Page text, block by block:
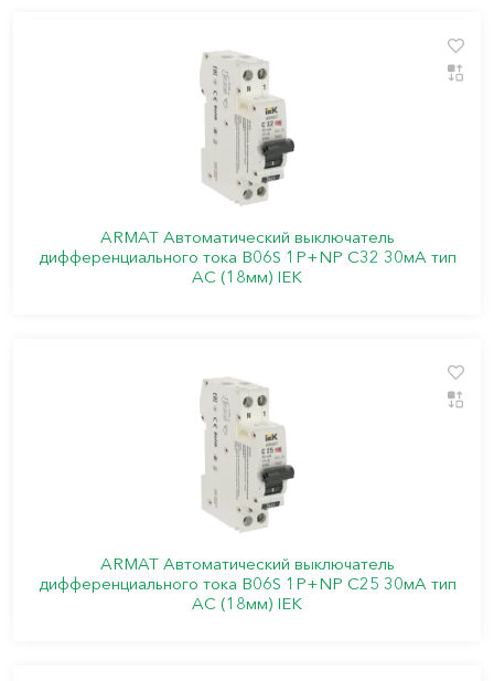
ARMAT Автоматический выключатель
дифференциального тока B06S 1P+NP C32 30мА тип
AC (18мм) IEK
ARMAT Автоматический выключатель
дифференциального тока B06S 1P+NP C25 30мА тип
AC (18мм) IEK